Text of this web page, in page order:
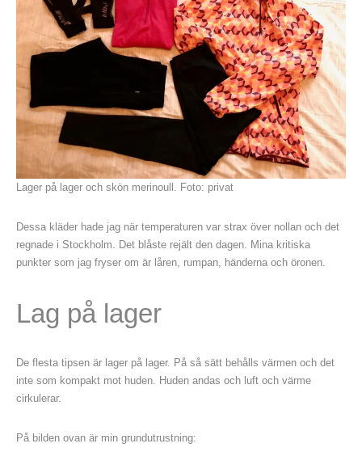
Lager på lager och skön merinoull. Foto: privat
Dessa kläder hade jag när temperaturen var strax över nollan och det
regnade i Stockholm. Det blåste rejält den dagen. Mina kritiska
punkter som jag fryser om är låren, rumpan, händerna och öronen.
Lag på lager
De flesta tipsen är lager på lager. På så sätt behålls värmen och det
inte som kompakt mot huden. Huden andas och luft och värme
cirkulerar.
På bilden ovan är min grundutrustning: